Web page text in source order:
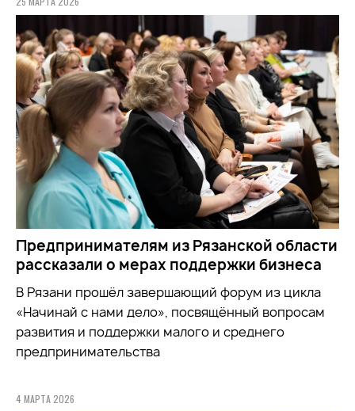
Предпринимателям из Рязанской области
рассказали о мерах поддержки бизнеса
В Рязани прошёл завершающий форум из цикла
«Начинай с нами дело», посвящённый вопросам
развития и поддержки малого и среднего
предпринимательства
4 МАРТА 2026